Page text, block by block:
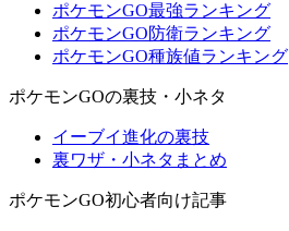
ポケモンGO最強ランキング
ポケモンGO防衛ランキング
ポケモンGO種族値ランキング
ポケモンGOの裏技・小ネタ
イーブイ進化の裏技
裏ワザ・小ネタまとめ
ポケモンGO初心者向け記事